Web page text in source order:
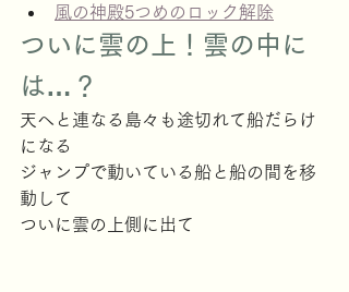
風の神殿5つめのロック解除
ついに雲の上！雲の中に
は…？
天へと連なる島々も途切れて船だらけ
になる
ジャンプで動いている船と船の間を移
動して
ついに雲の上側に出て